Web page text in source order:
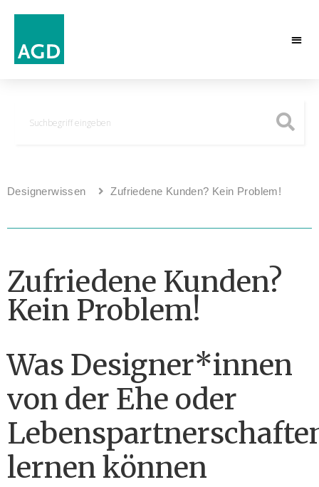
Designerwissen Zufriedene Kunden? Kein Problem!
Zufriedene Kunden?
Kein Problem!
Was Designer*innen
von der Ehe oder
lernen können